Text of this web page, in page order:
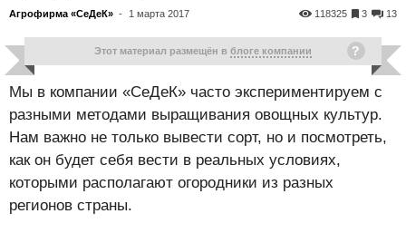
Агрофирма «СеДеК» - 1 марта 2017 13
3
118325
Этот материал размещён в блоге компании
Мы в компании «СеДеК» часто экспериментируем с
разными методами выращивания овощных культур.
Нам важно не только вывести сорт, но и посмотреть,
как он будет себя вести в реальных условиях,
которыми располагают огородники из разных
регионов страны.